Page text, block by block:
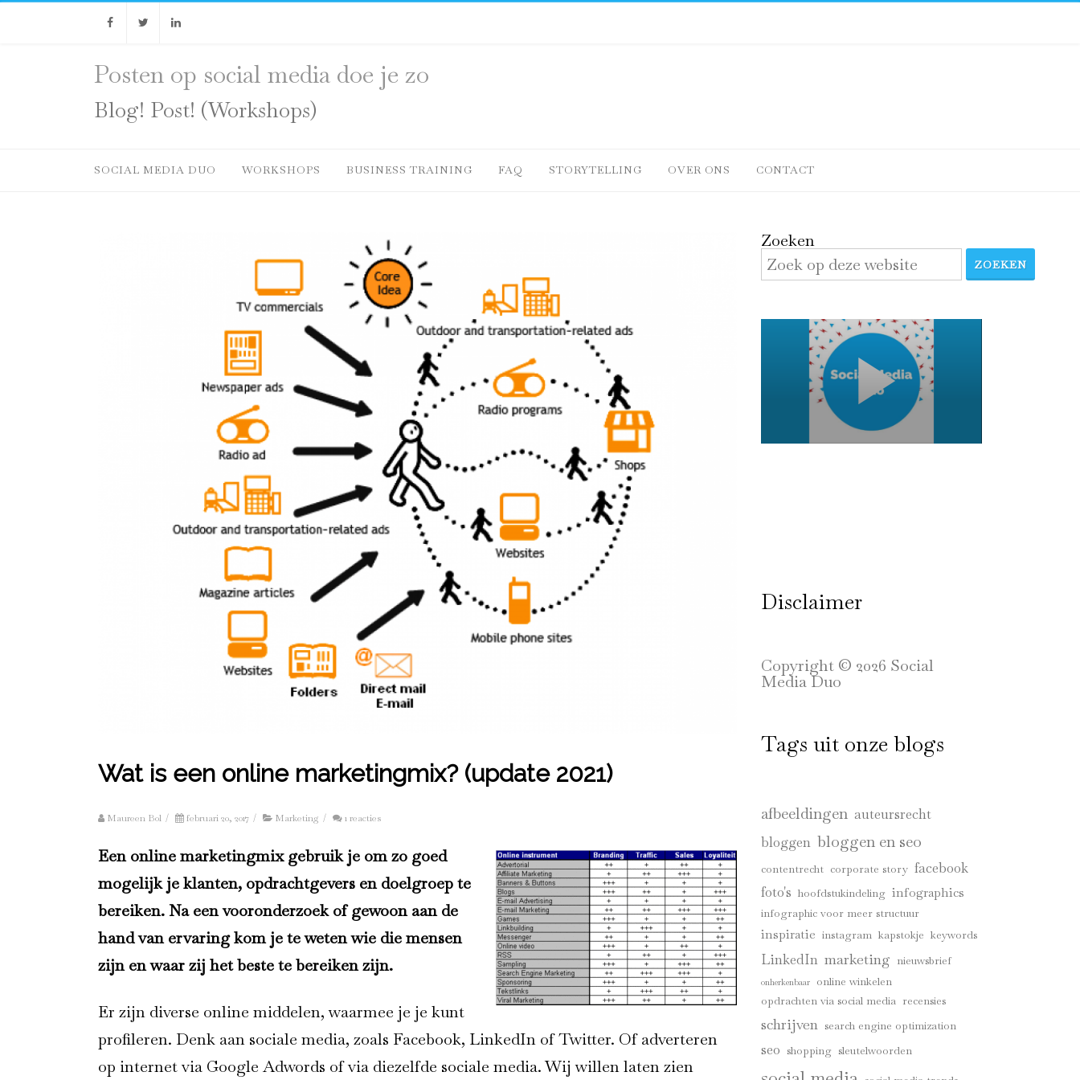
FacebookTwitter
Posten op social media doe je zo
Blog! Post! (Workshops)
SOCIAL MEDIA DUO WORKSHOPS BUSINESS TRAINING FAQ STORYTELLING OVER ONS CONTACT
Wat is een online marketingmix? (update 2021)
Maureen Bol / februari 20, 2017 / Marketing / 1 reacties
Een online marketingmix gebruik je om zo goed
mogelijk je klanten, opdrachtgevers en doelgroep te
bereiken. Na een vooronderzoek of gewoon aan de
hand van ervaring kom je te weten wie die mensen
zijn en waar zij het beste te bereiken zijn.
Er zijn diverse online middelen, waarmee je je kunt
profileren. Denk aan sociale media, zoals Facebook, LinkedIn of Twitter. Of adverteren
op internet via Google Adwords of via diezelfde sociale media. Wij willen laten zien
Zoeken
ZOEKEN
Disclaimer
Copyright © 2026 Social
Media Duo
Tags uit onze blogs
afbeeldingen auteursrecht
bloggen bloggen en seo
contentrecht corporate story facebook
foto's hoofdstukindeling infographics
infographic voor meer structuur
inspiratie instagram kapstokje keywords
LinkedIn marketing nieuwsbrief
onherkenbaar
online winkelen
opdrachten via social media recensies
schrijven search engine optimization
seo shopping sleutelwoorden